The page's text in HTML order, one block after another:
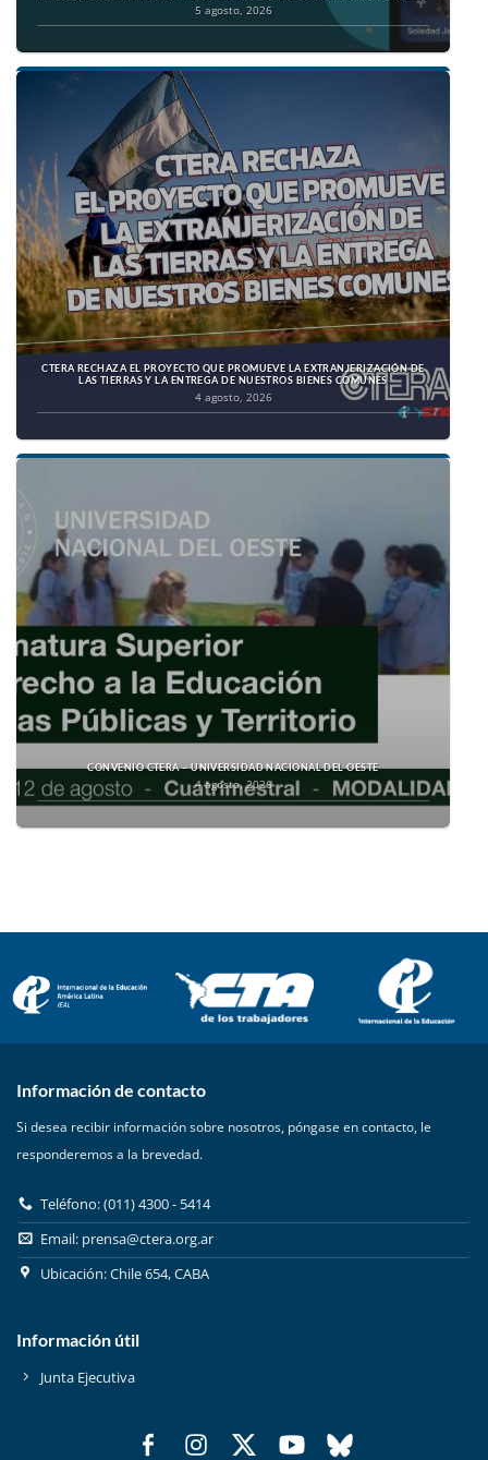
5 agosto, 2026
CTERA RECHAZA EL PROYECTO QUE PROMUEVE LA EXTRANJERIZACIÓN DE
LAS TIERRAS Y LA ENTREGA DE NUESTROS BIENES COMUNES
4 agosto, 2026
CONVENIO CTERA – UNIVERSIDAD NACIONAL DEL OESTE
4 agosto, 2026
Información de contacto
Si desea recibir información sobre nosotros, póngase en contacto, le
responderemos a la brevedad.
Teléfono: (011) 4300 - 5414
Email: prensa@ctera.org.ar
Ubicación: Chile 654, CABA
Información útil
Junta Ejecutiva